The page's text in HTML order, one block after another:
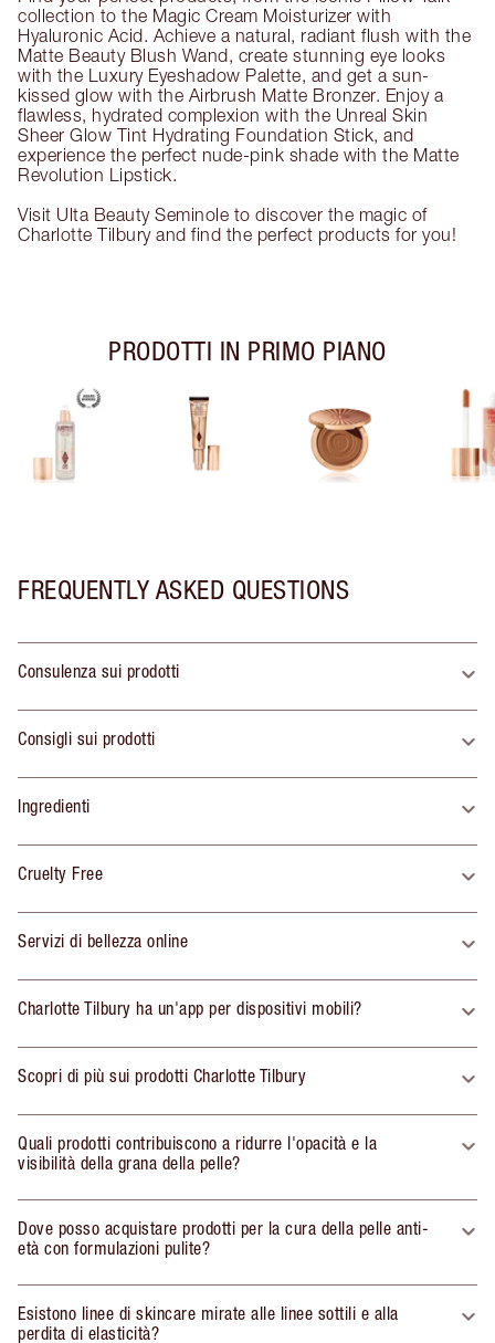
collection to the Magic Cream Moisturizer with
Hyaluronic Acid. Achieve a natural, radiant flush with the
Matte Beauty Blush Wand, create stunning eye looks
with the Luxury Eyeshadow Palette, and get a sun-
kissed glow with the Airbrush Matte Bronzer. Enjoy a
flawless, hydrated complexion with the Unreal Skin
Sheer Glow Tint Hydrating Foundation Stick, and
experience the perfect nude-pink shade with the Matte
Revolution Lipstick.
Visit Ulta Beauty Seminole to discover the magic of
Charlotte Tilbury and find the perfect products for you!
PRODOTTI IN PRIMO PIANO
FREQUENTLY ASKED QUESTIONS
Consulenza sui prodotti
Consigli sui prodotti
Ingredienti
Cruelty Free
Servizi di bellezza online
Charlotte Tilbury ha un'app per dispositivi mobili?
Scopri di più sui prodotti Charlotte Tilbury
Quali prodotti contribuiscono a ridurre l'opacità e la
visibilità della grana della pelle?
Dove posso acquistare prodotti per la cura della pelle anti-
età con formulazioni pulite?
Esistono linee di skincare mirate alle linee sottili e alla
perdita di elasticità?